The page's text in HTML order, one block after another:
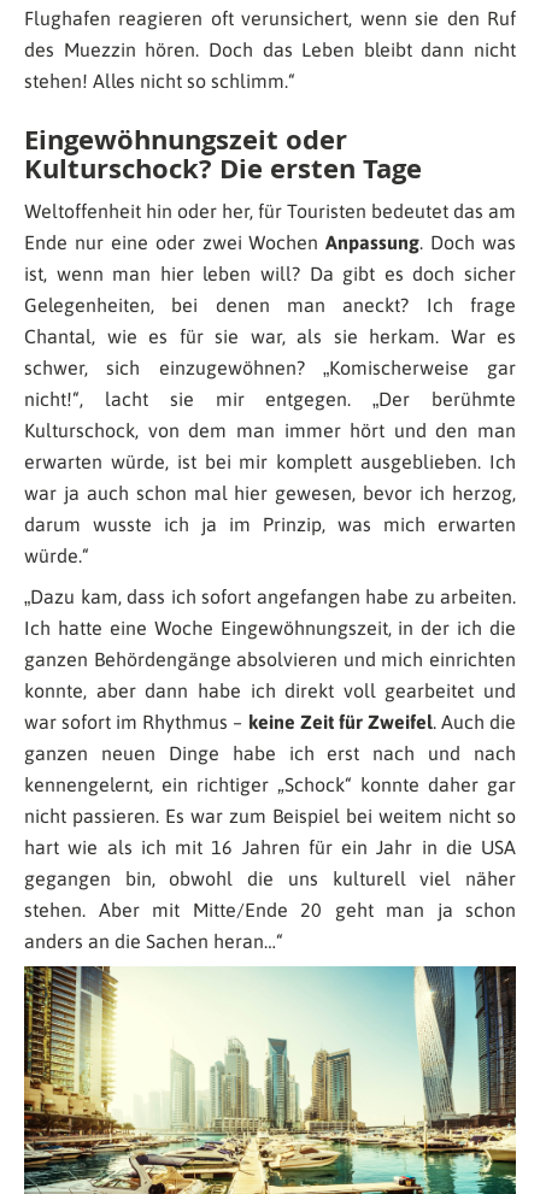
Flughafen reagieren oft verunsichert, wenn sie den Ruf
des Muezzin hören. Doch das Leben bleibt dann nicht
stehen! Alles nicht so schlimm.“
Eingewöhnungszeit oder
Kulturschock? Die ersten Tage
Weltoffenheit hin oder her, für Touristen bedeutet das am
Ende nur eine oder zwei WochenAnpassung. Doch was
ist, wenn man hier leben will? Da gibt es doch sicher
Gelegenheiten, bei denen man aneckt? Ich frage
Chantal, wie es für sie war, als sie herkam. War es
schwer, sich einzugewöhnen? „Komischerweise gar
nicht!“, lacht sie mir entgegen. „Der berühmte
Kulturschock, von dem man immer hört und den man
erwarten würde, ist bei mir komplett ausgeblieben. Ich
war ja auch schon mal hier gewesen, bevor ich herzog,
darum wusste ich ja im Prinzip, was mich erwarten
würde.“
„Dazu kam, dass ich sofort angefangen habe zu arbeiten.
Ich hatte eine Woche Eingewöhnungszeit, in der ich die
ganzen Behördengänge absolvieren und mich einrichten
konnte, aber dann habe ich direkt voll gearbeitet und
war sofort im Rhythmus – keine Zeit für Zweifel. Auch die
ganzen neuen Dinge habe ich erst nach und nach
kennengelernt, ein richtiger „Schock“ konnte daher gar
nicht passieren. Es war zum Beispiel bei weitem nicht so
hart wie als ich mit 16 Jahren für ein Jahr in die USA
gegangen bin, obwohl die uns kulturell viel näher
stehen. Aber mit Mitte/Ende 20 geht man ja schon
anders an die Sachen heran…“